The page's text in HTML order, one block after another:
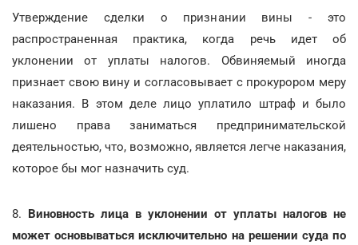
Утверждение сделки о признании вины - это
распространенная практика, когда речь идет об
уклонении от уплаты налогов. Обвиняемый иногда
признает свою вину и согласовывает с прокурором меру
наказания. В этом деле лицо уплатило штраф и было
лишено права заниматься предпринимательской
деятельностью, что, возможно, является легче наказания,
которое бы мог назначить суд.
8. Виновность лица в уклонении от уплаты налогов не
может основываться исключительно на решении суда по